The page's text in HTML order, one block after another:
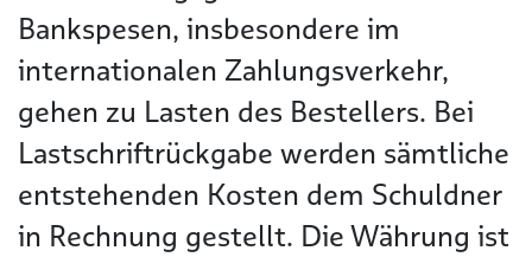
Bankspesen, insbesondere im
internationalen Zahlungsverkehr,
gehen zu Lasten des Bestellers. Bei
Lastschriftrückgabe werden sämtliche
entstehenden Kosten dem Schuldner
in Rechnung gestellt. Die Währung ist